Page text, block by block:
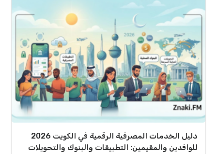
دليل الخدمات المصرفية الرقمية في الكويت 2026
للوافدين والمقيمين: التطبيقات والبنوك والتحويلات